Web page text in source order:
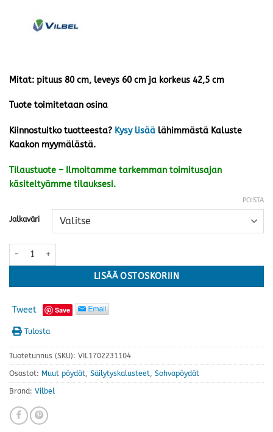
Mitat: pituus 80 cm, leveys 60 cm ja korkeus 42,5 cm
Tuote toimitetaan osina
Kiinnostuitko tuotteesta? Kysy lisää lähimmästä Kaluste
Kaakon myymälästä.
Tilaustuote – Ilmoitamme tarkemman toimitusajan
käsiteltyämme tilauksesi.
Jalkaväri
POISTA
Hanno sohvapöytä 80x60 cm mäntykansi, antiikkipetsi · kaksi
LISÄÄ OSTOSKORIIN
Tweet Save
Tulosta
Tuotetunnus (SKU): VIL1702231104
Osastot: Muut pöydät Säilytyskalusteet Sohvapöydät
Brand: Vilbel